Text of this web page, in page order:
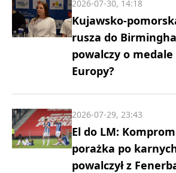
Kujawsko-
rusza do
powalczy o
Europy?
2026-07-30, 14:18
El do LM:
porażka po
powalczył z
2026-07-29, 23:43